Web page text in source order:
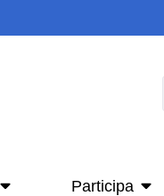
Participa